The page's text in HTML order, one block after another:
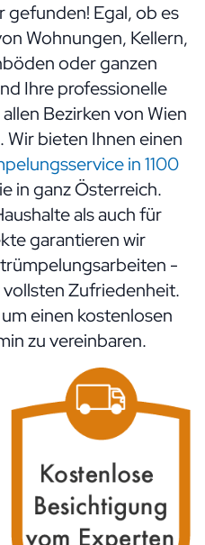
Egal, ob es
Wohnungen, Kellern,
oder ganzen
Ihre professionelle
Bezirken von Wien
Wir bieten Ihnen einen
in 1100
in ganz Österreich.
als auch für
garantieren wir
-
Zufriedenheit.
einen kostenlosen
zu vereinbaren.